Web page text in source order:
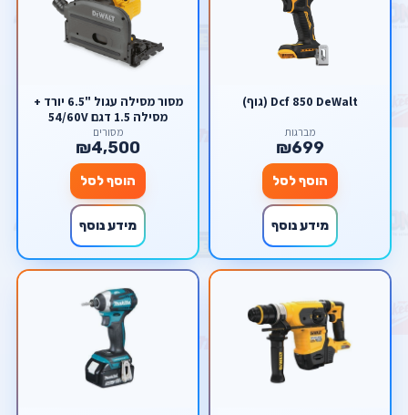
Dcf 850 DeWalt (גוף)
מברגות
₪699
הוסף לסל
מידע נוסף
מסור מסילה עגול "6.5 יורד +
מסילה 1.5 דגם 54/60V
DeWalt FlexVolt DCS520
דיוולט
מסורים
₪4,500
הוסף לסל
מידע נוסף